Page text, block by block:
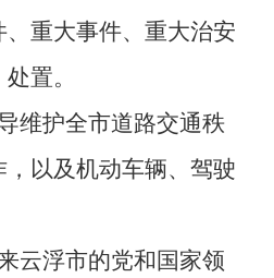
重大事件、重大治安
置。
护全市道路交通秩
以及机动车辆、驾驶
浮市的党和国家领